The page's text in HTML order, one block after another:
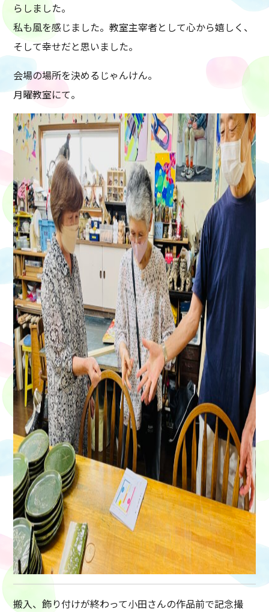
らしました。
私も風を感じました。教室主宰者として心から嬉しく、
そして幸せだと思いました。
会場の場所を決めるじゃんけん。
月曜教室にて。
搬入、飾り付けが終わって小田さんの作品前で記念撮